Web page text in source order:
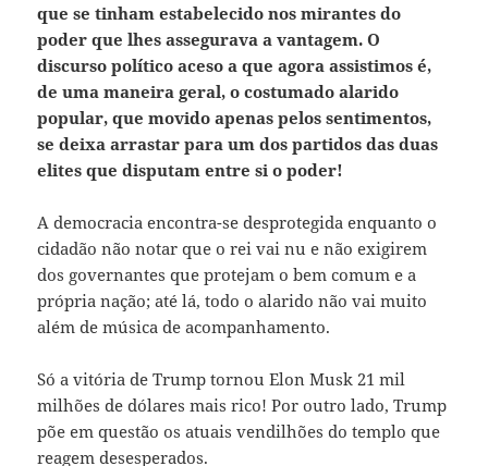
que se tinham estabelecido nos mirantes do
poder que lhes assegurava a vantagem. O
discurso político aceso a que agora assistimos é,
de uma maneira geral, o costumado alarido
popular, que movido apenas pelos sentimentos,
se deixa arrastar para um dos partidos das duas
elites que disputam entre si o poder!
A democracia encontra-se desprotegida enquanto o
cidadão não notar que o rei vai nu e não exigirem
dos governantes que protejam o bem comum e a
própria nação; até lá, todo o alarido não vai muito
além de música de acompanhamento.
Só a vitória de Trump tornou Elon Musk 21 mil
milhões de dólares mais rico! Por outro lado, Trump
põe em questão os atuais vendilhões do templo que
reagem desesperados.